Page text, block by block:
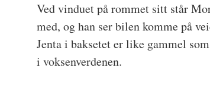
Ved vinduet på rommet sitt står
med, og han ser bilen komme på
Jenta i baksetet er like gammel
i voksenverdenen.